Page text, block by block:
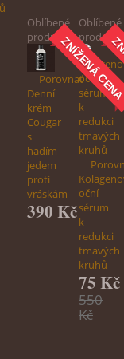
Oblíbené
produkty
Porovnať
Denní
krém
Cougar
s
hadím
jedem
proti
vráskám
390 Kč
Oblíbené
produkty
ZNÍŽENÁ
oční
sérum
k
redukci
tmavých
kruhů
75 Kč
550
Kč